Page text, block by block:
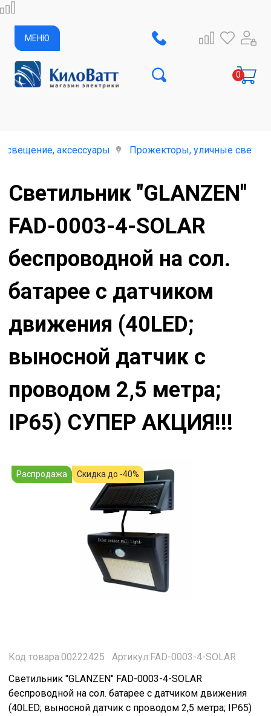
МЕНЮ
аксессуары Прожекторы, уличные
Светильник "GLANZEN"
FAD-0003-4-SOLAR
беспроводной на сол.
батарее c датчиком
движения (40LED;
выносной датчик с
проводом 2,5 метра;
IP65) СУПЕР АКЦИЯ!!!
Распродажа Скидка до -40%
Код товара:00222425
Артикул:FAD-0003-4-SOLAR
Светильник "GLANZEN" FAD-0003-4-SOLAR
беспроводной на сол. батарее c датчиком движения
(40LED; выносной датчик с проводом 2,5 метра; IP65)